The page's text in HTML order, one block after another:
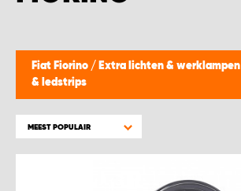
Fiat Fiorino / Extra lichten & werklampen
& ledstrips
MEEST POPULAIR
WORK SYSTEM BEST
WORK SYSTEM ELST
WORK SYSTEM GORREDIJK